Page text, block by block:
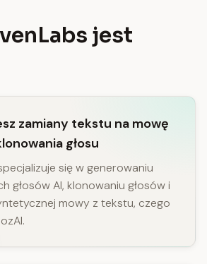
jest
zamiany tekstu na mowę
głosu
się w generowaniu
głosów AI, klonowaniu głosów i
mowy z tekstu, czego